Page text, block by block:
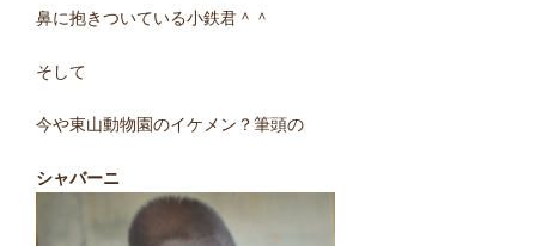
鼻に抱きついている小鉄君＾＾
そして
今や東山動物園のイケメン？筆頭の
シャバーニ